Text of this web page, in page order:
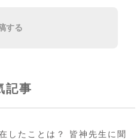
する
記事
したことは？ 皆神先生に聞